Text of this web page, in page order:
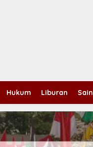
Hukum Liburan